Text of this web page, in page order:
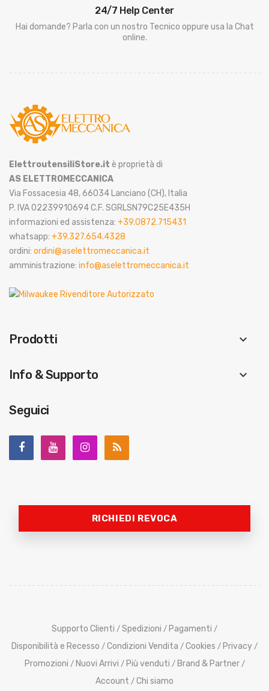
24/7 Help Center
Hai domande? Parla con un nostro Tecnico oppure usa la Chat
online.
ElettroutensiliStore.it è proprietà di
AS ELETTROMECCANICA
Via Fossacesia 48, 66034 Lanciano (CH), Italia
P. IVA 02239910694 C.F. SGRLSN79C25E435H
informazioni ed assistenza: +39.0872.715431
whatsapp: +39.327.654.4328
ordini: ordini@aselettromeccanica.it
amministrazione: info@aselettromeccanica.it
Prodotti keyboard_arrow_down
Info & Supporto keyboard_arrow_down
Seguici
RICHIEDI REVOCA
Supporto Clienti / Spedizioni / Pagamenti /
Disponibilità e Recesso / Condizioni Vendita / Cookies / Privacy /
Promozioni / Nuovi Arrivi / Più venduti / Brand & Partner /
Account / Chi siamo